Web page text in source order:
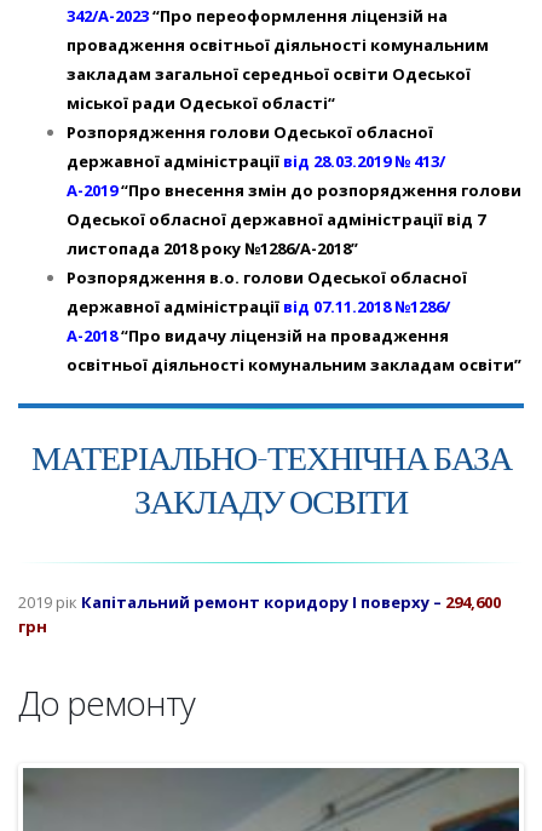
342/А-2023“Про переоформлення ліцензій на
провадження освітньої діяльності комунальним
закладам загальної середньої освіти Одеської
міської ради Одеської області“
Розпорядження голови Одеської обласної
державної адміністрації від 28.03.2019 № 413/
А-2019“Про внесення змін до розпорядження голови
Одеської обласної державної адміністрації від 7
листопада 2018 року №1286/А-2018”
Розпорядження в.о. голови Одеської обласної
державної адміністрації від 07.11.2018 №1286/
А-2018“Про видачу ліцензій на провадження
освітньої діяльності комунальним закладам освіти”
МАТЕРІАЛЬНО-ТЕХНІЧНА БАЗА
ЗАКЛАДУ ОСВІТИ
2019 рік Капітальний ремонт коридору І поверху – 294,600
грн
До ремонту